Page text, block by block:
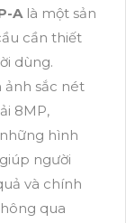
Alà một sản
cần thiết
dùng.
ảnh sắc nét
8MP,
hình
người
và chính
qua